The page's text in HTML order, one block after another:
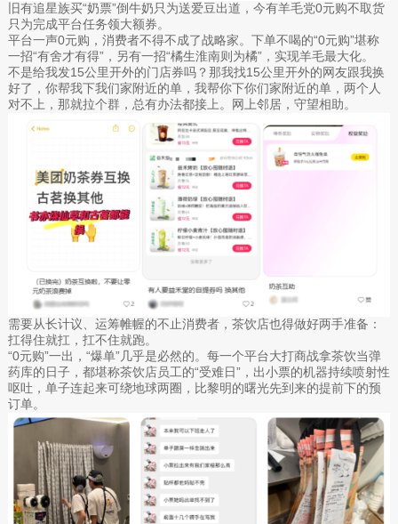
旧有追星族买“奶票”倒牛奶只为送爱豆出道，今有羊毛党0元购不取货
只为完成平台任务领大额券。
平台一声0元购，消费者不得不成了战略家。下单不喝的“0元购”堪称
一招“有舍才有得”，另有一招“橘生淮南则为橘”，实现羊毛最大化。
不是给我发15公里开外的门店券吗？那我找15公里开外的网友跟我换
好了，你帮我下我们家附近的单，我帮你下你们家附近的单，两个人
对不上，那就拉个群，总有办法都接上。网上邻居，守望相助。
需要从长计议、运筹帷幄的不止消费者，茶饮店也得做好两手准备：
扛得住就扛，扛不住就跑。
“0元购”一出，“爆单”几乎是必然的。每一个平台大打商战拿茶饮当弹
药库的日子，都堪称茶饮店员工的“受难日”，出小票的机器持续喷射性
呕吐，单子连起来可绕地球两圈，比黎明的曙光先到来的提前下的预
订单。